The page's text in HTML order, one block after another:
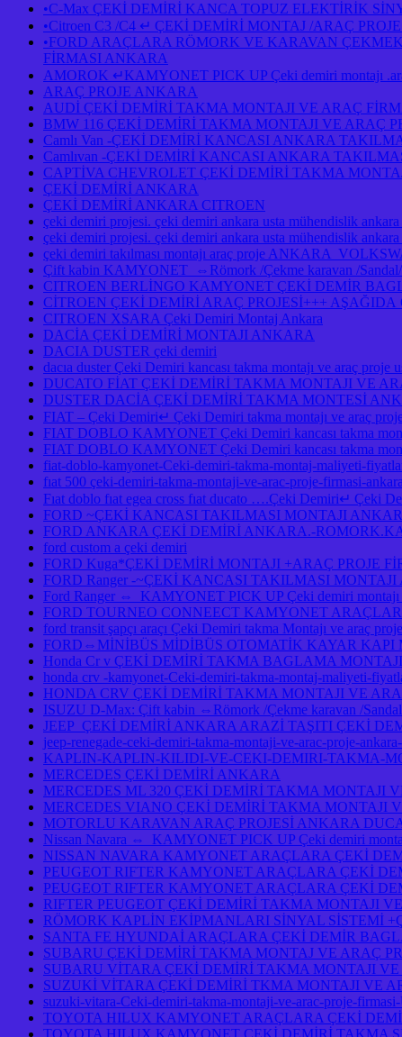
•C-Max ÇEKİ DEMİRİ KANCA TOPUZ ELEKTİRİK
•Citroen C3 /C4 ↵ ÇEKİ DEMİRİ MONTAJ /ARAÇ
•FORD ARAÇLARA RÖMORK VE KARAVAN
FİRMASI ANKARA
AMOROK ↵KAMYONET PICK UP Çeki demiri montajı
ARAÇ PROJE ANKARA
AUDİ ÇEKİ DEMİRİ TAKMA MONTAJI VE ARAÇ
BMW 116 ÇEKİ DEMİRİ TAKMA MONTAJI VE ARAÇ
Camlı Van -ÇEKİ DEMİRİ KANCASI ANKARA
Camlıvan -ÇEKİ DEMİRİ KANCASI ANKARA
CAPTİVA CHEVROLET ÇEKİ DEMİRİ TAKMA
ÇEKİ DEMİRİ ANKARA
ÇEKİ DEMİRİ ANKARA CITROEN
çeki demiri projesi. çeki demiri ankara usta mühendislik ankara
çeki demiri projesi. çeki demiri ankara usta mühendislik
çeki demiri takılması montajı araç proje ANKARA
Çift kabin KAMYONET ⇔Römork /Çekme karavan /Sandal/
CITROEN BERLİNGO KAMYONET ÇEKİ DEMİR
CİTROEN ÇEKİ DEMİRİ ARAÇ PROJESİ+++
CITROEN XSARA Çeki Demiri Montaj Ankara
DACİA ÇEKİ DEMİRİ MONTAJI ANKARA
DACIA DUSTER çeki demiri
dacıa duster Çeki Demiri kancası takma montajı ve araç
DUCATO FİAT ÇEKİ DEMİRİ TAKMA MONTAJI VE
DUSTER DACİA ÇEKİ DEMİRİ TAKMA MONTESİ
FIAT – Çeki Demiri↵ Çeki Demiri takma montajı ve araç
FIAT DOBLO KAMYONET Çeki Demiri kancası takma
FIAT DOBLO KAMYONET Çeki Demiri kancası takma
fiat-doblo-kamyonet-Ceki-demiri-takma-montaj-maliyeti-
fıat 500 çeki-demiri-takma-montaji-ve-arac-proje-firmasi-
Fıat doblo fıat egea cross fıat ducato ….Çeki Demiri↵ Çeki
FORD ~ÇEKİ KANCASI TAKILMASI MONTAJI
FORD ANKARA ÇEKİ DEMİRİ ANKARA.-
ford custom a çeki demiri
FORD Kuga*ÇEKİ DEMİRİ MONTAJI +ARAÇ PROJE
FORD Ranger -~ÇEKİ KANCASI TAKILMASI
Ford Ranger ⇔ KAMYONET PICK UP Çeki demiri
FORD TOURNEO CONNEECT KAMYONET
ford transit şapçı araçı Çeki Demiri takma Montajı ve araç
FORD⇔MİNİBÜS MİDİBÜS OTOMATİK KAYAR
Honda Cr v ÇEKİ DEMİRİ TAKMA BAGLAMA
honda crv -kamyonet-Ceki-demiri-takma-montaj-maliyeti-
HONDA CRV ÇEKİ DEMİRİ TAKMA MONTAJI VE
ISUZU D-Max: Çift kabin ⇔Römork /Çekme karavan /
JEEP ÇEKİ DEMİRİ ANKARA ARAZİ TAŞITI ÇEKİ
jeep-renegade-ceki-demiri-takma-montaji-ve-arac-proje-
KAPLIN-KAPLIN-KILIDI-VE-CEKI-DEMIRI-TAKMA-
MERCEDES ÇEKİ DEMİRİ ANKARA
MERCEDES ML 320 ÇEKİ DEMİRİ TAKMA MONTAJI
MERCEDES VIANO ÇEKİ DEMİRİ TAKMA MONTAJI
MOTORLU KARAVAN ARAÇ PROJESİ ANKARA
Nissan Navara ⇔ KAMYONET PICK UP Çeki demiri
NISSAN NAVARA KAMYONET ARAÇLARA ÇEKİ
PEUGEOT RIFTER KAMYONET ARAÇLARA ÇEKİ
PEUGEOT RIFTER KAMYONET ARAÇLARA ÇEKİ
RIFTER PEUGEOT ÇEKİ DEMİRİ TAKMA MONTAJI
RÖMORK KAPLİN EKİPMANLARI SİNYAL SİSTEMİ
SANTA FE HYUNDAİ ARAÇLARA ÇEKİ DEMİR
SUBARU ÇEKİ DEMİRİ TAKMA MONTAJ VE ARAÇ
SUBARU VİTARA ÇEKİ DEMİRİ TAKMA MONTAJI
SUZUKİ VİTARA ÇEKİ DEMİRİ TKMA MONTAJI VE
suzuki-vitara-Ceki-demiri-takma-montaji-ve-arac-proje-
TOYOTA HILUX KAMYONET ARAÇLARA ÇEKİ